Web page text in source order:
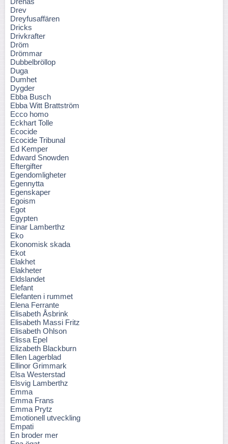
Drev
Dreyfusaffären
Dricks
Drivkrafter
Dröm
Drömmar
Dubbelbröllop
Duga
Dumhet
Dygder
Ebba Busch
Ebba Witt Brattström
Ecco homo
Eckhart Tolle
Ecocide
Ecocide Tribunal
Ed Kemper
Edward Snowden
Eftergifter
Egendomligheter
Egennytta
Egenskaper
Egoism
Egot
Egypten
Einar Lamberthz
Eko
Ekonomisk skada
Ekot
Elakhet
Elakheter
Eldslandet
Elefant
Elefanten i rummet
Elena Ferrante
Elisabeth Åsbrink
Elisabeth Massi Fritz
Elisabeth Ohlson
Elissa Epel
Elizabeth Blackburn
Ellen Lagerblad
Ellinor Grimmark
Elsa Westerstad
Elsvig Lamberthz
Emma
Emma Frans
Emma Prytz
Emotionell utveckling
Empati
En broder mer